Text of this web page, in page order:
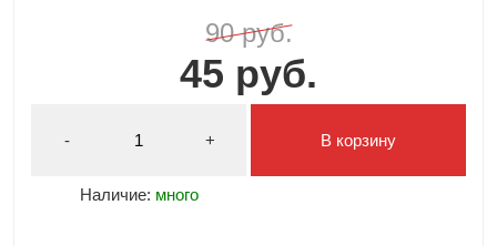
90 руб.
45 руб.
- +
Наличие: много
В корзину